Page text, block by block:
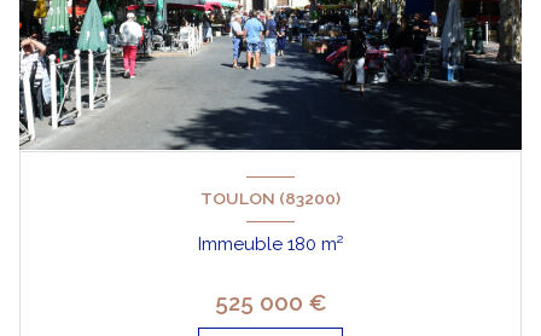
TOULON (83200)
Immeuble 180 m²
525 000 €